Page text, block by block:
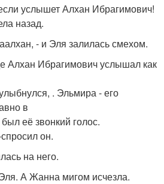
услышет Алхан Ибрагимович!
назад.
- и Эля залилась смехом.
Алхан Ибрагимович услышал как
. Эльмира - его
в
её звонкий голос.
он.
на него.
А Жанна мигом исчезла.